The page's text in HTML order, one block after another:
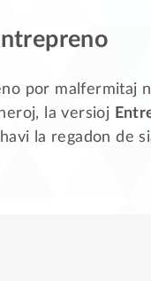
por malfermitaj
la versioj
la regadon de